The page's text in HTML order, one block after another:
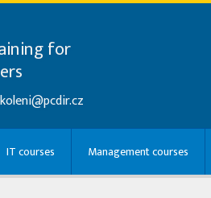
for
IT courses Management courses